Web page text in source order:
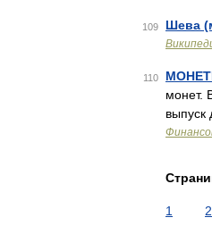
109 Шева
110
монет.
выпуск
1 2